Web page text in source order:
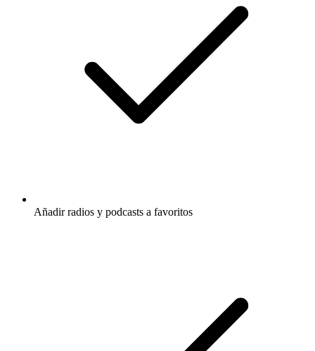
Añadir radios y podcasts a favoritos